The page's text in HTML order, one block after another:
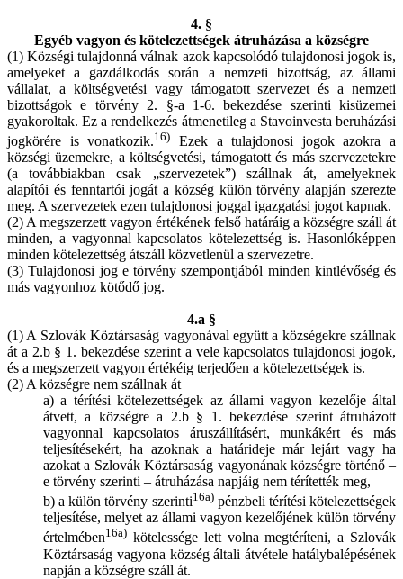
4. §
Egyéb vagyon és kötelezettségek átruházása a községre
(1) Községi tulajdonná válnak azok kapcsolódó tulajdonosi jogok is,
amelyeket a gazdálkodás során a nemzeti bizottság, az állami
vállalat, a költségvetési vagy támogatott szervezet és a nemzeti
bizottságok e törvény 2. §-a 1-6. bekezdése szerinti kisüzemei
gyakoroltak. Ez a rendelkezés átmenetileg a Stavoinvesta beruházási
jogkörére is vonatkozik.16) Ezek a tulajdonosi jogok azokra a
községi üzemekre, a költségvetési, támogatott és más szervezetekre
(a továbbiakban csak „szervezetek”) szállnak át, amelyeknek
alapítói és fenntartói jogát a község külön törvény alapján szerezte
meg. A szervezetek ezen tulajdonosi joggal igazgatási jogot kapnak.
(2) A megszerzett vagyon értékének felső határáig a községre száll át
minden, a vagyonnal kapcsolatos kötelezettség is. Hasonlóképpen
minden kötelezettség átszáll közvetlenül a szervezetre.
(3) Tulajdonosi jog e törvény szempontjából minden kintlévőség és
más vagyonhoz kötődő jog.
4.a §
(1) A Szlovák Köztársaság vagyonával együtt a községekre szállnak
át a 2.b § 1. bekezdése szerint a vele kapcsolatos tulajdonosi jogok,
és a megszerzett vagyon értékéig terjedően a kötelezettségek is.
(2) A községre nem szállnak át
a) a térítési kötelezettségek az állami vagyon kezelője által
átvett, a községre a 2.b § 1. bekezdése szerint átruházott
vagyonnal kapcsolatos áruszállításért, munkákért és más
teljesítésekért, ha azoknak a határideje már lejárt vagy ha
azokat a Szlovák Köztársaság vagyonának községre történő –
e törvény szerinti – átruházása napjáig nem térítették meg,
b) a külön törvény szerinti16a)pénzbeli térítési kötelezettségek
teljesítése, melyet az állami vagyon kezelőjének külön törvény
értelmében16a) kötelessége lett volna megtéríteni, a Szlovák
Köztársaság vagyona község általi átvétele hatálybalépésének
napján a községre száll át.